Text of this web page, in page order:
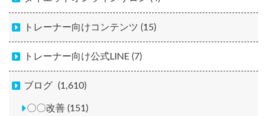
トレーナー向けコンテンツ (15)
トレーナー向け公式LINE (7)
ブログ (1,610)
〇〇改善 (151)